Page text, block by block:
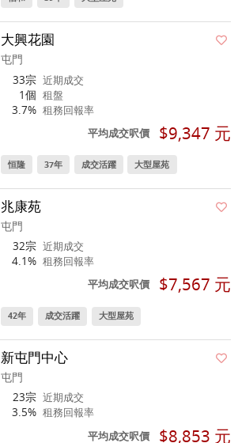
大興花園
屯門
33宗 近期成交
1個 租盤
3.7% 租務回報率
平均成交呎價 $9,347 元
恒隆 37年 成交活躍 大型屋苑
兆康苑
屯門
32宗 近期成交
4.1% 租務回報率
平均成交呎價 $7,567 元
42年 成交活躍 大型屋苑
新屯門中心
屯門
23宗 近期成交
3.5% 租務回報率
平均成交呎價 $8,853 元